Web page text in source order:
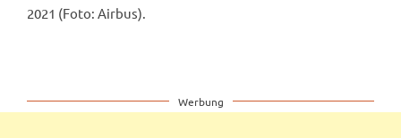
2021 (Foto: Airbus).
Werbung